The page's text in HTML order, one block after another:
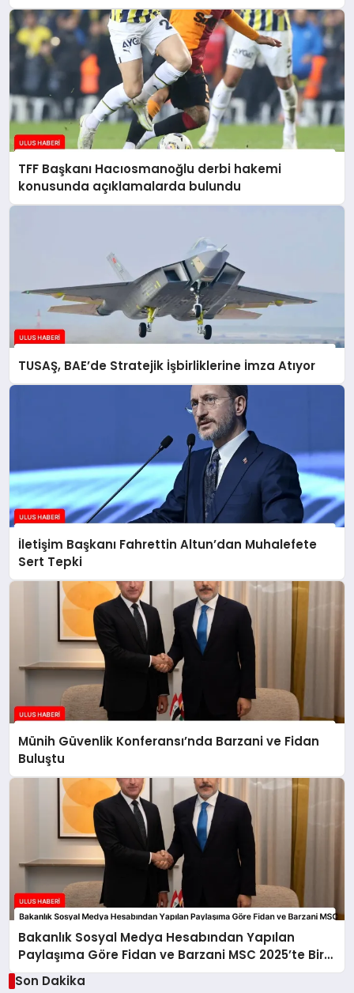
TFF Başkanı Hacıosmanoğlu derbi hakemi
konusunda açıklamalarda bulundu
TUSAŞ, BAE’de Stratejik İşbirliklerine İmza Atıyor
İletişim Başkanı Fahrettin Altun’dan Muhalefete
Sert Tepki
Münih Güvenlik Konferansı’nda Barzani ve Fidan
Buluştu
Bakanlık Sosyal Medya Hesabından Yapılan
Paylaşıma Göre Fidan ve Barzani MSC 2025’te Bir
Araya Geldi
Son Dakika